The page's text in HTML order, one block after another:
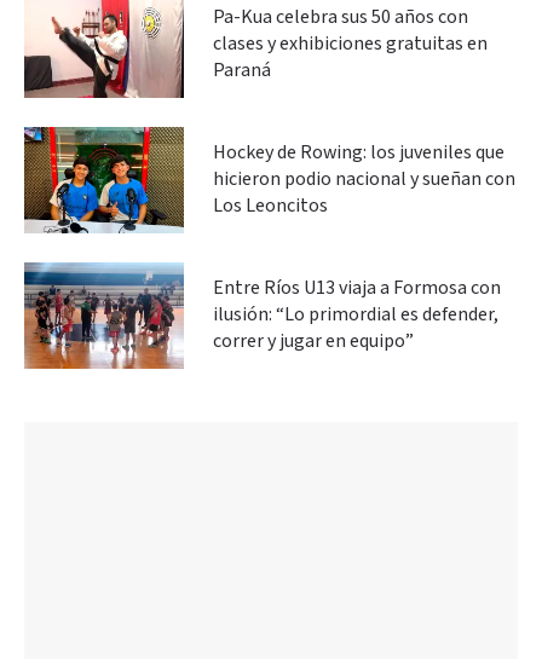
Pa-Kua celebra sus 50 años con
clases y exhibiciones gratuitas en
Paraná
Hockey de Rowing: los juveniles que
hicieron podio nacional y sueñan con
Los Leoncitos
Entre Ríos U13 viaja a Formosa con
ilusión: “Lo primordial es defender,
correr y jugar en equipo”